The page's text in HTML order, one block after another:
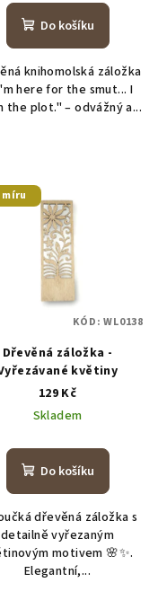
Do košíku
knihomolská záložka
here for the smut... I
the plot." – odvážný a...
míru
Dřevěná záložka -
květiny
129 Kč
Skladem
Do košíku
dřevěná záložka s
detailně vyřezaným
motivem 🌸✨.
Elegantní,...
KÓD:WL0138